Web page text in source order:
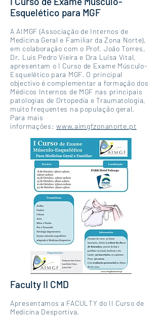
Esquelético para MGF
A AIMGF (Associação de Internos de
Medicina Geral e Familiar da Zona Norte),
em colaboração com o Prof. João Torres,
Dr. Luís Pedro Vieira e Dra Luísa Vital,
apresentam o I Curso de Exame Músculo-
Esquelético para MGF. O principal
objectivo é complementar a formação dos
Médicos Internos de MGF nas principais
patologias de Ortopedia e Traumatologia,
muito frequentes na população geral.
Para mais
informações:www.aimgfzonanorte.pt
Faculty II CMD
Apresentamos a FACULTY do II Curso de
Medicina Desportiva.